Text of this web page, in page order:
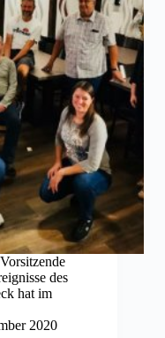
des
hat im
2020